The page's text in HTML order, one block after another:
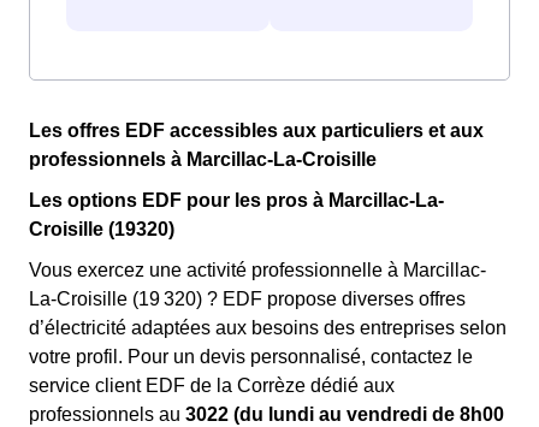
Les offres EDF accessibles aux particuliers et aux
professionnels à Marcillac-La-Croisille
Les options EDF pour les pros à Marcillac-La-
Croisille (19320)
Vous exercez une activité professionnelle à Marcillac-
La-Croisille (19 320) ? EDF propose diverses offres
d’électricité adaptées aux besoins des entreprises selon
votre profil. Pour un devis personnalisé, contactez le
service client EDF de la Corrèze dédié aux
professionnels au 3022 (du lundi au vendredi de 8h00